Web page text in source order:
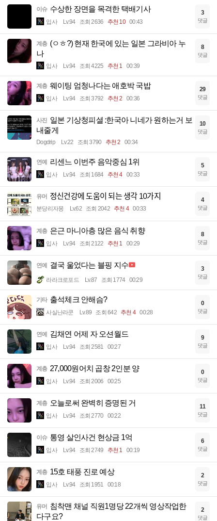
이슈 수상한 장면을 목격한 택배기사
입사 Lv.94 조회 2636 추천 10 00:43
3
댓글
계층 (ㅇㅎ?) 현재 한국에 있는 일본 그라비아 누
나
입사 Lv.94 조회 4225 추천 1 00:39
8
댓글
계층 웨이팅 엄청나다는 애호박 국밥
입사 Lv.94 조회 3792 추천 2 00:36
29
댓글
사진 일본 기상청피셜 :한국아 니네가 원하는거 보
내줄게
Dogdrip Lv.22 조회 3790 추천 2 00:34
10
댓글
연예 리센느 이번주 음악중심 1위
입사 Lv.94 조회 1684 추천 4 00:33
5
댓글
유머 정신건강에 도움이 되는 생각 10가지
분당리자몽 Lv.62 조회 2042 추천 4 00:33
4
댓글
계층 은근 마니아층 많은 음식 취향
입사 Lv.94 조회 2122 추천 1 00:29
8
댓글
연예 결국 울었다는 블핑 지수
라라크로포드 Lv.87 조회 1774 00:29
3
댓글
기타 출석체크 안해슴?
사실난라쿤 Lv.89 조회 642 추천 4 00:28
0
댓글
연예 김채연 어제 자 오션월드
입사 Lv.94 조회 2581 00:27
9
댓글
계층 27,000원어치 곱창 2인분 양
입사 Lv.94 조회 2006 00:25
0
댓글
계층 오늘로써 완벽히 증명된 거
입사 Lv.94 조회 2770 00:22
11
댓글
이슈 통영 살인사건 현상금 1억
입사 Lv.94 조회 2749 추천 1 00:19
6
댓글
계층 15호 태풍 진로 예상
입사 Lv.94 조회 1951 00:18
2
댓글
유머 침착맨 채널 직원1명당 22개씩 영상작업한
다구요?
2
댓글